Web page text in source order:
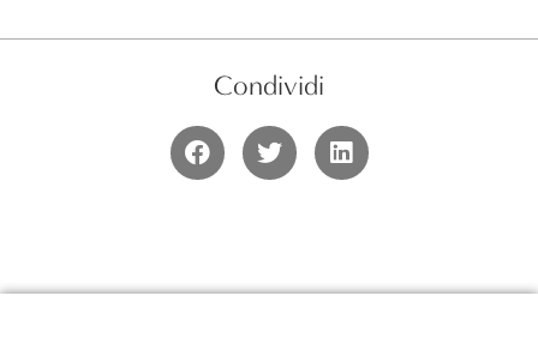
Condividi